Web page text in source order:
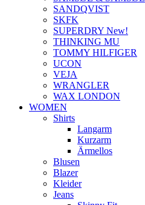
SANDQVIST
SKFK
SUPERDRY New!
THINKING MU
TOMMY HILFIGER
UCON
VEJA
WRANGLER
WAX LONDON
WOMEN
Shirts
Langarm
Kurzarm
Ärmellos
Blusen
Blazer
Kleider
Jeans